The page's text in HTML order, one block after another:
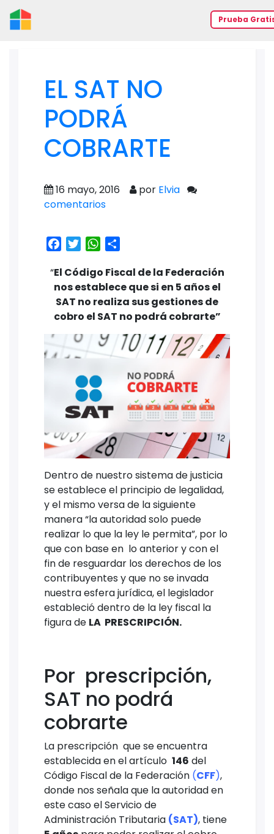
Prueba
EL SAT NO
PODRÁ
COBRARTE
16 mayo, 2016 por Elvia
comentarios
Facebook
TwitterWhatsApp
“El Código Fiscal de la Federación
nos establece que si en 5 años el
SAT no realiza sus gestiones de
cobro el SAT no podrá cobrarte”
Dentro de nuestro sistema de justicia
se establece el principio de legalidad,
y el mismo versa de la siguiente
manera “la autoridad solo puede
realizar lo que la ley le permita”, por lo
que con base en lo anterior y con el
fin de resguardar los derechos de los
contribuyentes y que no se invada
nuestra esfera jurídica, el legislador
estableció dentro de la ley fiscal la
figura de LA PRESCRIPCIÓN.
Por prescripción,
SAT no podrá
cobrarte
La prescripción que se encuentra
establecida en el artículo 146 del
Código Fiscal de la Federación (CFF),
donde nos señala que la autoridad en
este caso el Servicio de
Administración Tributaria (SAT), tiene